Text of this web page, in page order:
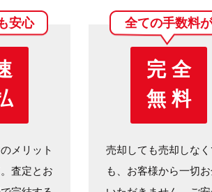
安心
メリット
査定とお
全ての手数料
完 全
無 料
売却しても売却しなく
も、お客様から一切